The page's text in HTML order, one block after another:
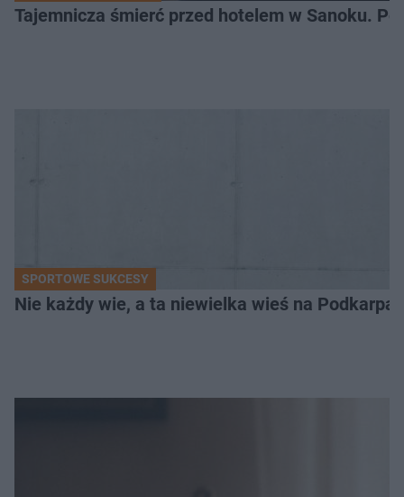
Tajemnicza śmierć przed hotelem w Sanoku.
SPORTOWE SUKCESY
Nie każdy wie, a ta niewielka wieś na